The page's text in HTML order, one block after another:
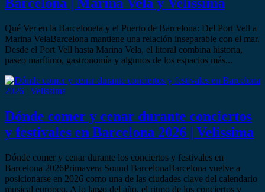
Barcelona | Marina Vela y Velissima
Qué Ver en la Barceloneta y el Puerto de Barcelona: Del Port Vell a
Marina VelaBarcelona mantiene una relación inseparable con el mar.
Desde el Port Vell hasta Marina Vela, el litoral combina historia,
paseo marítimo, gastronomía y algunos de los espacios más...
Dónde comer y cenar durante conciertos
y festivales en Barcelona 2026 | Velissima
Dónde comer y cenar durante los conciertos y festivales en
Barcelona 2026Primavera Sound BarcelonaBarcelona vuelve a
posicionarse en 2026 como una de las ciudades clave del calendario
musical europeo. A lo largo del año, el ritmo de los conciertos y